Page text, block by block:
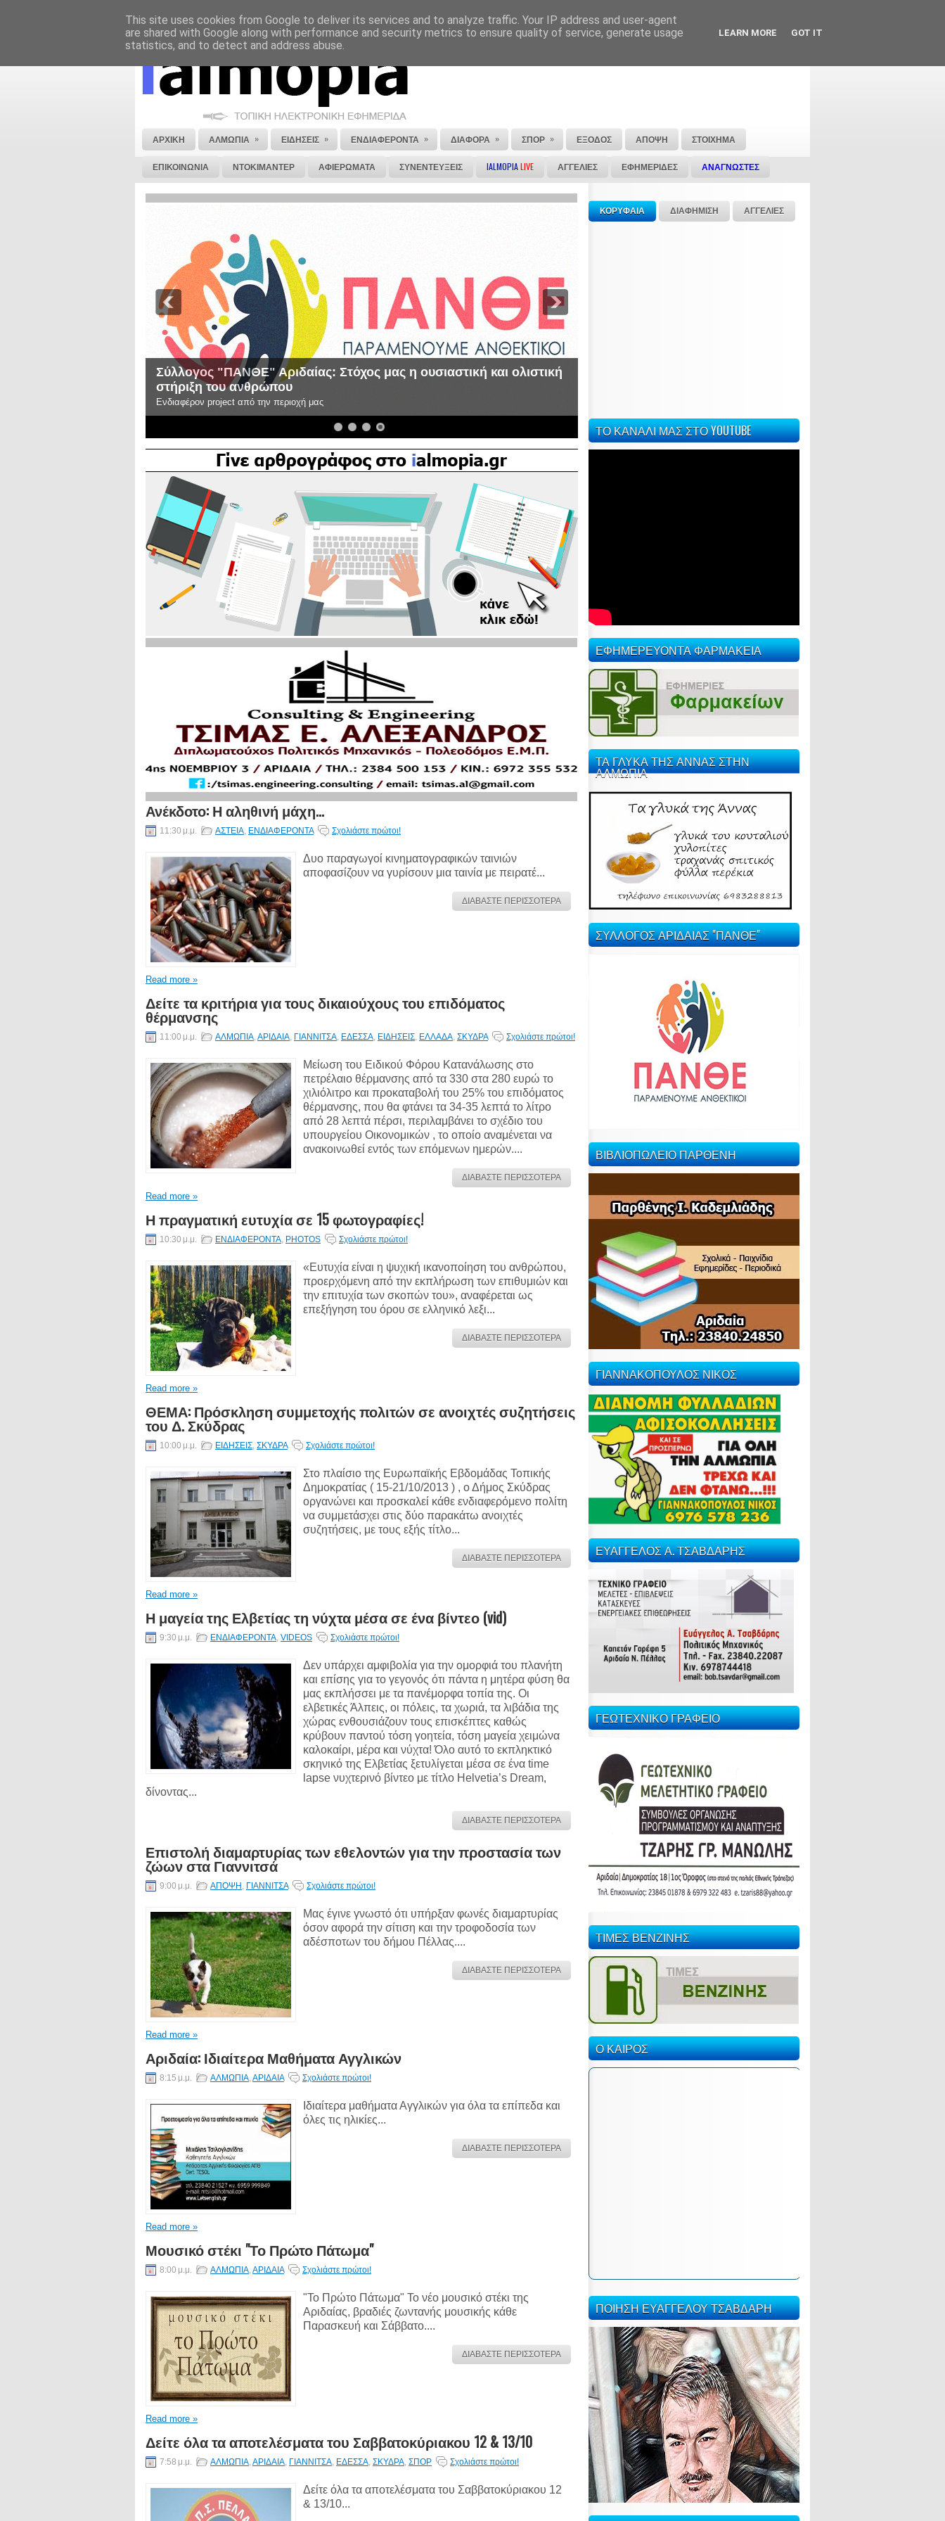
ΝΟΜΙΚΗ ΣΗΜΕΙΩΣΗ ΔΙΑΦΗΜΙΣΗ ΕΠΙΚΟΙΝΩΝΙΑ ΣΤΕΙΛΕ ΜΑΣ ΤΟ ΑΡΘΡΟ ΣΟΥ
ΑΡΧΙΚΗ ΑΛΜΩΠΙΑ » ΕΙΔΗΣΕΙΣ » ΕΝΔΙΑΦΕΡΟΝΤΑ » ΔΙΑΦΟΡΑ » ΣΠΟΡ » ΕΞΟΔΟΣ ΑΠΟΨΗ ΣΤΟΙΧΗΜΑ
ΕΠΙΚΟΙΝΩΝΙΑ ΝΤΟΚΙΜΑΝΤΕΡ ΑΦΙΕΡΩΜΑΤΑ ΣΥΝΕΝΤΕΥΞΕΙΣ IALMOPIALIVE ΑΓΓΕΛΙΕΣ ΕΦΗΜΕΡΙΔΕΣ ΑΝΑΓΝΩΣΤΕΣ
Σύλλογος "ΠΑΝΘΕ" Αριδαίας: Στόχος μας η ουσιαστική και ολιστική
στήριξη του ανθρώπου
Ενδιαφέρον project από την περιοχή μας
Ανέκδοτο: Η αληθινή μάχη...
11:30 μ.μ. ΑΣΤΕΙΑ, ΕΝΔΙΑΦΕΡΟΝΤΑ Σχολιάστε πρώτοι!
Δυο παραγωγοί κινηματογραφικών ταινιών
αποφασίζουν να γυρίσουν μια ταινία με πειρατέ...
ΔΙΑΒΑΣΤΕ ΠΕΡΙΣΣΟΤΕΡΑ
Read more »
Δείτε τα κριτήρια για τους δικαιούχους του επιδόματος
θέρμανσης
11:00 μ.μ. ΑΛΜΩΠΙΑ,ΑΡΙΔΑΙΑ, ΓΙΑΝΝΙΤΣΑ, ΕΔΕΣΣΑ, ΕΙΔΗΣΕΙΣ, ΕΛΛΑΔΑ, ΣΚΥΔΡΑ Σχολιάστε πρώτοι!
Μείωση του Ειδικού Φόρου Κατανάλωσης στο
πετρέλαιο θέρμανσης από τα 330 στα 280 ευρώ το
χιλιόλιτρο και προκαταβολή του 25% του επιδόματος
θέρμανσης, που θα φτάνει τα 34-35 λεπτά το λίτρο
από 28 λεπτά πέρσι, περιλαμβάνει το σχέδιο του
υπουργείου Οικονομικών , το οποίο αναμένεται να
ανακοινωθεί εντός των επόμενων ημερών....
ΔΙΑΒΑΣΤΕ ΠΕΡΙΣΣΟΤΕΡΑ
Read more »
Η πραγματική ευτυχία σε 15 φωτογραφίες!
10:30 μ.μ. ΕΝΔΙΑΦΕΡΟΝΤΑ, PHOTOS Σχολιάστε πρώτοι!
«Ευτυχία είναι η ψυχική ικανοποίηση του ανθρώπου,
προερχόμενη από την εκπλήρωση των επιθυμιών και
την επιτυχία των σκοπών του», αναφέρεται ως
επεξήγηση του όρου σε ελληνικό λεξι...
ΔΙΑΒΑΣΤΕ ΠΕΡΙΣΣΟΤΕΡΑ
Read more »
ΘΕΜΑ: Πρόσκληση συμμετοχής πολιτών σε ανοιχτές συζητήσεις
του Δ. Σκύδρας
10:00 μ.μ. ΕΙΔΗΣΕΙΣ, ΣΚΥΔΡΑ Σχολιάστε πρώτοι!
Στο πλαίσιο της Ευρωπαϊκής Εβδομάδας Τοπικής
Δημοκρατίας ( 15-21/10/2013 ) , ο Δήμος Σκύδρας
οργανώνει και προσκαλεί κάθε ενδιαφερόμενο πολίτη
να συμμετάσχει στις δύο παρακάτω ανοιχτές
συζητήσεις, με τους εξής τίτλο...
ΔΙΑΒΑΣΤΕ ΠΕΡΙΣΣΟΤΕΡΑ
Read more »
Η μαγεία της Ελβετίας τη νύχτα μέσα σε ένα βίντεο (vid)
9:30 μ.μ. ΕΝΔΙΑΦΕΡΟΝΤΑ, VIDEOS Σχολιάστε πρώτοι!
Δεν υπάρχει αμφιβολία για την ομορφιά του πλανήτη
και επίσης για το γεγονός ότι πάντα η μητέρα φύση θα
μας εκπλήσσει με τα πανέμορφα τοπία της. Οι
ελβετικές Άλπεις, οι πόλεις, τα χωριά, τα λιβάδια της
χώρας ενθουσιάζουν τους επισκέπτες καθώς
κρύβουν παντού τόση γοητεία, τόση μαγεία χειμώνα
καλοκαίρι, μέρα και νύχτα! Όλο αυτό το εκπληκτικό
σκηνικό της Ελβετίας ξετυλίγεται μέσα σε ένα time
lapse νυχτερινό βίντεο με τίτλο Helvetia’s Dream,
δίνοντας...
ΔΙΑΒΑΣΤΕ ΠΕΡΙΣΣΟΤΕΡΑ
Επιστολή διαμαρτυρίας των εθελοντών για την προστασία των
ζώων στα Γιαννιτσά
9:00 μ.μ. ΑΠΟΨΗ , ΓΙΑΝΝΙΤΣΑ Σχολιάστε πρώτοι!
Μας έγινε γνωστό ότι υπήρξαν φωνές διαμαρτυρίας
όσον αφορά την σίτιση και την τροφοδοσία των
αδέσποτων του δήμου Πέλλας....
ΔΙΑΒΑΣΤΕ ΠΕΡΙΣΣΟΤΕΡΑ
Read more »
Αριδαία: Ιδιαίτερα Μαθήματα Αγγλικών
8:15 μ.μ. ΑΛΜΩΠΙΑ,ΑΡΙΔΑΙΑ Σχολιάστε πρώτοι!
Ιδιαίτερα μαθήματα Αγγλικών για όλα τα επίπεδα και
όλες τις ηλικίες...
ΔΙΑΒΑΣΤΕ ΠΕΡΙΣΣΟΤΕΡΑ
Read more »
Μουσικό στέκι "Το Πρώτο Πάτωμα"
8:00 μ.μ. ΑΛΜΩΠΙΑ,ΑΡΙΔΑΙΑ Σχολιάστε πρώτοι!
"Το Πρώτο Πάτωμα" Το νέο μουσικό στέκι της
Αριδαίας, βραδιές ζωντανής μουσικής κάθε
Παρασκευή και Σάββατο....
ΔΙΑΒΑΣΤΕ ΠΕΡΙΣΣΟΤΕΡΑ
Read more »
Δείτε όλα τα αποτελέσματα του Σαββατοκύριακου 12 & 13/10
7:58 μ.μ. ΑΛΜΩΠΙΑ,ΑΡΙΔΑΙΑ, ΓΙΑΝΝΙΤΣΑ, ΕΔΕΣΣΑ, ΣΚΥΔΡΑ, ΣΠΟΡ Σχολιάστε πρώτοι!
Δείτε όλα τα αποτελέσματα του Σαββατοκύριακου 12
& 13/10...
ΚΟΡΥΦΑΙΑ ΔΙΑΦΗΜΙΣΗ ΑΓΓΕΛΙΕΣ
ΤΟ ΚΑΝΑΛΙ ΜΑΣ ΣΤΟ YOUTUBE
ΕΦΗΜΕΡΕΥΟΝΤΑ ΦΑΡΜΑΚΕΙΑ
ΤΑ ΓΛΥΚΑ ΤΗΣ ΑΝΝΑΣ ΣΤΗΝ
ΑΛΜΩΠΙΑ
ΣΥΛΛΟΓΟΣ ΑΡΙΔΑΙΑΣ "ΠΑΝΘΕ"
ΒΙΒΛΙΟΠΩΛΕΙΟ ΠΑΡΘΕΝΗ
ΓΙΑΝΝΑΚΟΠΟΥΛΟΣ ΝΙΚΟΣ
ΕΥΑΓΓΕΛΟΣ Α. ΤΣΑΒΔΑΡΗΣ
ΓΕΩΤΕΧΝΙΚΟ ΓΡΑΦΕΙΟ
ΤΙΜΕΣ ΒΕΝΖΙΝΗΣ
Ο ΚΑΙΡΟΣ
ΠΟΙΗΣΗ ΕΥΑΓΓΕΛΟΥ ΤΣΑΒΔΑΡΗ
This site uses cookies from Google to deliver its services and to analyze traffic. Your IP address and user-agent
are shared with Google along with performance and security metrics to ensure quality of service, generate usage
statistics, and to detect and address abuse.
LEARN MORE GOT IT